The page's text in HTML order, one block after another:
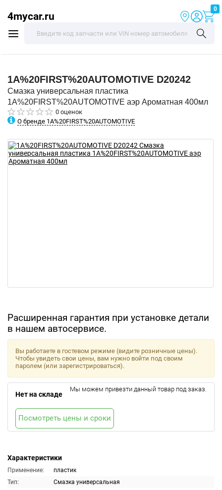
4mycar.ru
0
1A%20FIRST%20AUTOMOTIVE D20242
Смазка универсальная пластика
1A%20FIRST%20AUTOMOTIVE аэр Ароматная 400мл
0 оценок
О бренде 1A%20FIRST%20AUTOMOTIVE
Расширенная гарантия при установке детали
в нашем автосервисе.
Характеристики
Применение:
пластик
Тип:
Смазка универсальная
Вы работаете в гостевом режиме (видите розничные цены).
Чтобы увидеть свои цены, вам нужно войти под своим
паролем (или зарегистрироваться).
Нет на складе
Мы можем привезти данный товар под заказ.
Посмотреть цены и сроки